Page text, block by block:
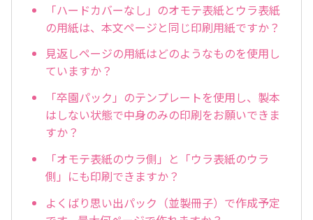
「ハードカバーなし」のオモテ表紙とウラ表紙
の用紙は、本文ページと同じ印刷用紙ですか？
見返しページの用紙はどのようなものを使用し
ていますか？
「卒園パック」のテンプレートを使用し、製本
はしない状態で中身のみの印刷をお願いできま
すか？
「オモテ表紙のウラ側」と「ウラ表紙のウラ
側」にも印刷できますか？
よくばり思い出パック（並製冊子）で作成予定